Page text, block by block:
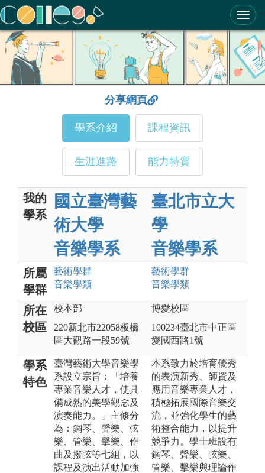
ColleGo! 大學選才與高中育才輔助系統
分享網頁
學系介紹 課程資訊
生涯進路 能力特質
我的
學系
國立臺灣藝
術大學
音樂學系
臺北市立大
學
音樂學系
所屬
學群
藝術學群
音樂學類
藝術學群
音樂學類
所在
校區
校本部
220新北市22058板橋
區大觀路一段59號
博愛校區
100234臺北市中正區
愛國西路1號
學系
特色
臺灣藝術大學音樂學
系設立宗旨：「培養
專業音樂人才，使具
備成熟的美學觀念及
演奏能力。」主修分
為：鋼琴、聲樂、弦
樂、管樂、擊樂、作
曲及撥弦等七組，以
課程及演出活動加強
本系致力於培育優秀
的表演新秀、師資及
應用音樂專業人才，
積極拓展國際音樂交
流，並強化學生的藝
術整合能力，以提升
競爭力。學士班設有
鋼琴、聲樂、弦樂、
管樂、擊樂與理論作